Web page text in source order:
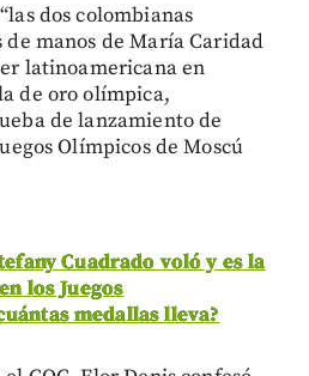
dos colombianas
manos de María Caridad
latinoamericana en
de oro olímpica,
de lanzamiento de
Olímpicos de Moscú
Cuadrado voló y es la
los Juegos
medallas lleva?